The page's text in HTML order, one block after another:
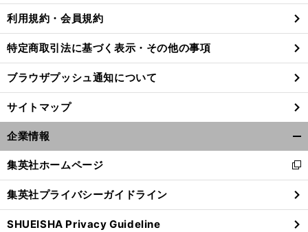
利用規約・会員規約
特定商取引法に基づく表示・その他の事項
ブラウザプッシュ通知について
サイトマップ
企業情報
閉
る
集英社ホームページ
新
し
い
ウ
ィ
集英社プライバシーガイドライン
SHUEISHA Privacy Guideline